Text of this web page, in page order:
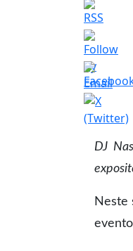
DJ
Neste